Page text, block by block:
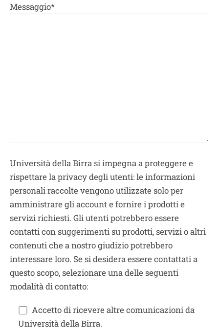
Messaggio*
Università della Birra si impegna a proteggere e
rispettare la privacy degli utenti: le informazioni
personali raccolte vengono utilizzate solo per
amministrare gli account e fornire i prodotti e
servizi richiesti. Gli utenti potrebbero essere
contatti con suggerimenti su prodotti, servizi o altri
contenuti che a nostro giudizio potrebbero
interessare loro. Se si desidera essere contattati a
questo scopo, selezionare una delle seguenti
modalità di contatto:
Accetto di ricevere altre comunicazioni da
Università della Birra.